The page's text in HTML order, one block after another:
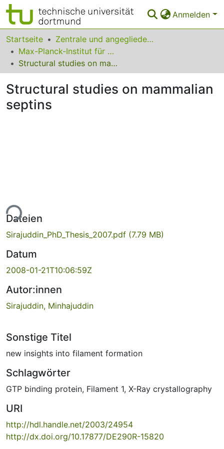
Anmelden
Bereiche & Sammlungen
Das gesamte Repositorium
Startseite
Zentrale und angegliederte Institute
Max-Planck-Institut für molekulare Physiologie
Structural studies on mammalian septins
Structural studies on mammalian
septins
Dateien
Sirajuddin_PhD_Thesis_2007.pdf (7.79 MB)
Datum
2008-01-21T10:06:59Z
Autor:innen
Sirajuddin, Minhajuddin
Sonstige Titel
new insights into filament formation
Schlagwörter
GTP binding protein, Filament 1, X-Ray crystallography
URI
http://hdl.handle.net/2003/24954
http://dx.doi.org/10.17877/DE290R-15820